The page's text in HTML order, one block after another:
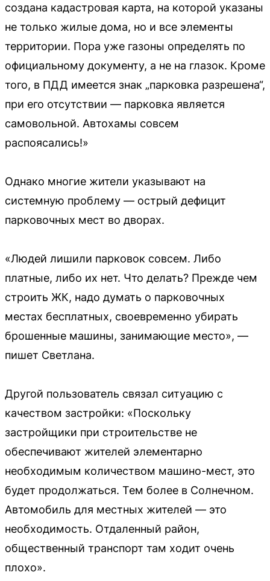
создана кадастровая карта, на которой указаны
не только жилые дома, но и все элементы
территории. Пора уже газоны определять по
официальному документу, а не на глазок. Кроме
того, в ПДД имеется знак „парковка разрешена“,
при его отсутствии — парковка является
самовольной. Автохамы совсем
распоясались!»
Однако многие жители указывают на
системную проблему — острый дефицит
парковочных мест во дворах.
«Людей лишили парковок совсем. Либо
платные, либо их нет. Что делать? Прежде чем
строить ЖК, надо думать о парковочных
местах бесплатных, своевременно убирать
брошенные машины, занимающие место», —
пишет Светлана.
Другой пользователь связал ситуацию с
качеством застройки: «Поскольку
застройщики при строительстве не
обеспечивают жителей элементарно
необходимым количеством машино-мест, это
будет продолжаться. Тем более в Солнечном.
Автомобиль для местных жителей — это
необходимость. Отдаленный район,
общественный транспорт там ходит очень
плохо».